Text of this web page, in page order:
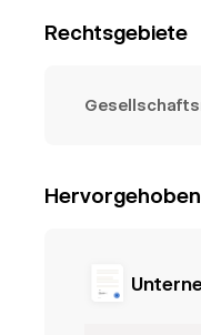
Rechtsgebiete